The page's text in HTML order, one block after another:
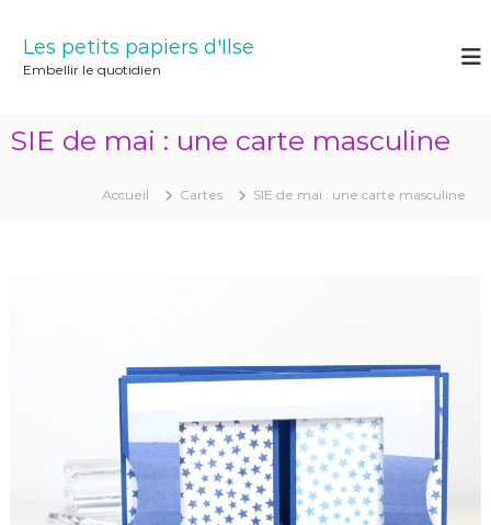
Les petits papiers d'Ilse
Embellir le quotidien
SIE de mai : une carte masculine
Accueil Cartes SIE de mai : une carte masculine